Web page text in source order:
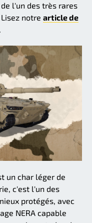
l'un des très rares
notre article de
un char léger de
c'est l'un des
protégés, avec
NERA capable